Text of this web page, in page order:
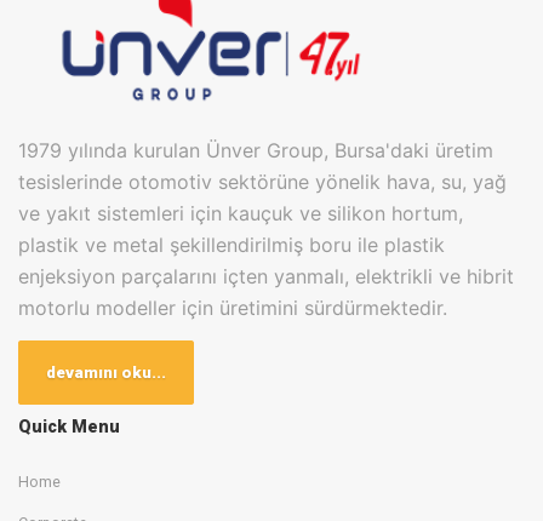
1979 yılında kurulan Ünver Group, Bursa'daki üretim
tesislerinde otomotiv sektörüne yönelik hava, su, yağ
ve yakıt sistemleri için kauçuk ve silikon hortum,
plastik ve metal şekillendirilmiş boru ile plastik
enjeksiyon parçalarını içten yanmalı, elektrikli ve hibrit
motorlu modeller için üretimini sürdürmektedir.
tesislerinde toplam 20.000m2 kapalı alanda en son
yapan Ünver Group, bünyesinde 400 çalışan
barındırmaktadır.
devamını oku...
Quick Menu
Home